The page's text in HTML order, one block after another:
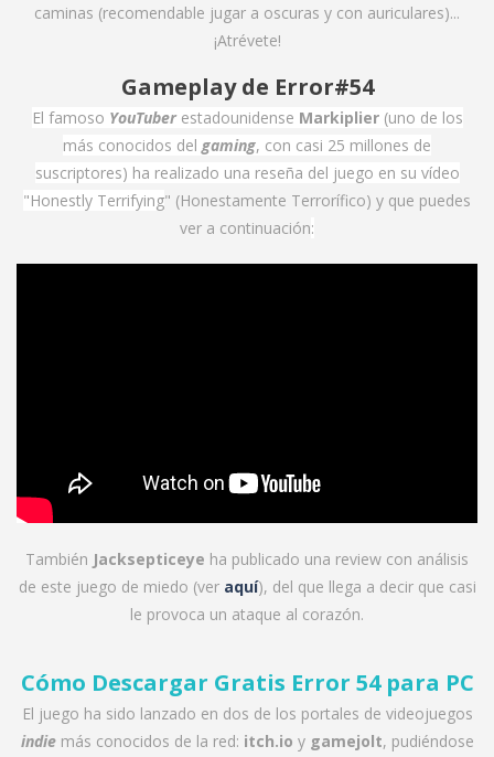
caminas (recomendable jugar a oscuras y con auriculares)...
¡Atrévete!
Gameplay de Error#54
El famoso YouTuberestadounidense Markiplier(uno de los
más conocidos del gaming, con casi 25 millones de
suscriptores) ha realizado una reseña del juego en su vídeo
"Honestly Terrifying" (Honestamente Terrorífico) y que puedes
ver a continuación:
También Jacksepticeye ha publicado una review con análisis
de este juego de miedo (ver aquí), del que llega a decir que casi
le provoca un ataque al corazón.
Cómo Descargar Gratis Error 54 para PC
El juego ha sido lanzado en dos de los portales de videojuegos
indiemás conocidos de la red: itch.io y gamejolt, pudiéndose